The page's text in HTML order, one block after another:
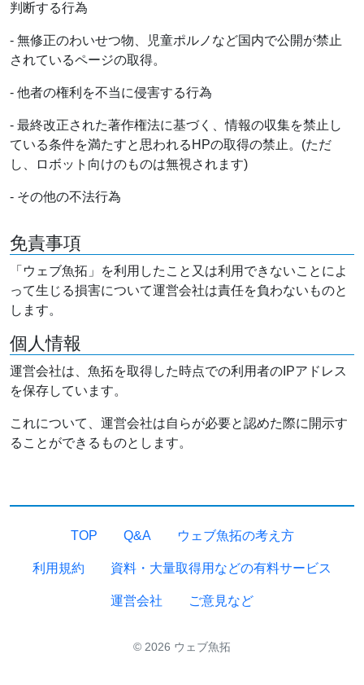
判断する行為
- 無修正のわいせつ物、児童ポルノなど国内で公開が禁止
されているページの取得。
- 他者の権利を不当に侵害する行為
- 最終改正された著作権法に基づく、情報の収集を禁止し
ている条件を満たすと思われるHPの取得の禁止。(ただ
し、ロボット向けのものは無視されます)
- その他の不法行為
免責事項
「ウェブ魚拓」を利用したこと又は利用できないことによ
って生じる損害について運営会社は責任を負わないものと
します。
個人情報
運営会社は、魚拓を取得した時点での利用者のIPアドレス
を保存しています。
これについて、運営会社は自らが必要と認めた際に開示す
ることができるものとします。
TOP Q&A ウェブ魚拓の考え方
利用規約 資料・大量取得用などの有料サービス
運営会社 ご意見など
© 2026 ウェブ魚拓